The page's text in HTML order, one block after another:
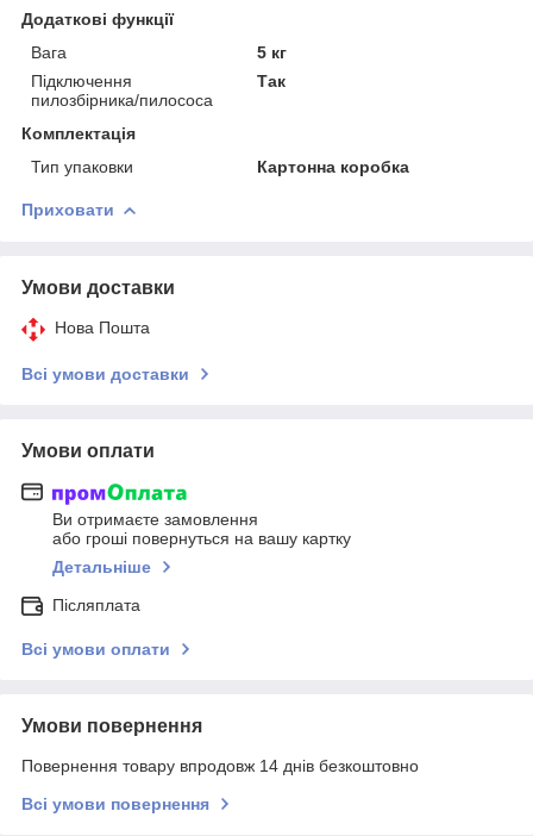
Додаткові функції
Вага
5 кг
Підключення
пилозбірника/пилососа
Так
Комплектація
Тип упаковки
Картонна коробка
Приховати
Умови доставки
Нова Пошта
Всі умови доставки
Умови оплати
Ви отримаєте замовлення
або гроші повернуться на вашу картку
Детальніше
Післяплата
Всі умови оплати
Умови повернення
Повернення товару впродовж 14 днів безкоштовно
Всі умови повернення